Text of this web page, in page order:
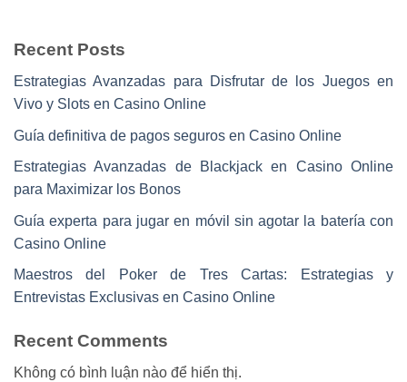
Recent Posts
Estrategias Avanzadas para Disfrutar de los Juegos en
Vivo y Slots en Casino Online
Guía definitiva de pagos seguros en Casino Online
Estrategias Avanzadas de Blackjack en Casino Online
para Maximizar los Bonos
Guía experta para jugar en móvil sin agotar la batería con
Casino Online
Maestros del Poker de Tres Cartas: Estrategias y
Entrevistas Exclusivas en Casino Online
Recent Comments
Không có bình luận nào để hiển thị.